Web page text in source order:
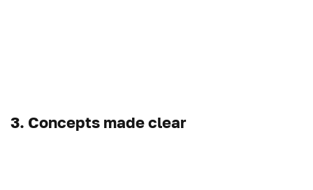
3. Concepts made clear